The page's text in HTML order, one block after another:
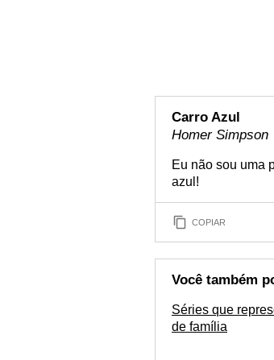
Carro Azul
Homer Simpson
Eu não sou uma
azul!
COPIAR
Você também
Séries que
de família